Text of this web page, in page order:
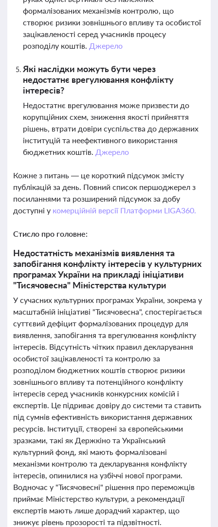
формалізованих механізмів контролю, що
створює ризики зовнішнього впливу та особистої
зацікавленості серед учасників процесу
розподілу коштів. Джерело
Які наслідки можуть бути через
недостатнє врегулювання конфлікту
інтересів?
Недостатнє врегулювання може призвести до
корупційних схем, зниження якості прийняття
рішень, втрати довіри суспільства до державних
інституцій та неефективного використання
бюджетних коштів. Джерело
Кожне з питань — це короткий підсумок змісту
публікацій за день. Повний список першоджерел з
посиланнями та розширений підсумок за добу
доступні у комерційній версії Платформи LIGA360.
Стисло про головне:
Недостатність механізмів виявлення та
запобігання конфлікту інтересів у культурних
програмах України на прикладі ініціативи
"Тисячовесна" Міністерства культури
У сучасних культурних програмах України, зокрема у
масштабній ініціативі "Тисячовесна", спостерігається
суттєвий дефіцит формалізованих процедур для
виявлення, запобігання та врегулювання конфлікту
інтересів. Відсутність чітких правил декларування
особистої зацікавленості та контролю за
розподілом бюджетних коштів створює ризики
зовнішнього впливу та потенційного конфлікту
інтересів серед учасників конкурсних комісій і
експертів. Це підриває довіру до системи та ставить
під сумнів ефективність використання державних
ресурсів. Інституції, створені за європейськими
зразками, такі як Держкіно та Український
культурний фонд, які мають формалізовані
механізми контролю та декларування конфлікту
інтересів, опинилися на узбіччі нової програми.
Водночас у "Тисячовесні" рішення про переможців
приймає Міністерство культури, а рекомендації
експертів мають лише дорадчий характер, що
знижує рівень прозорості та підзвітності.